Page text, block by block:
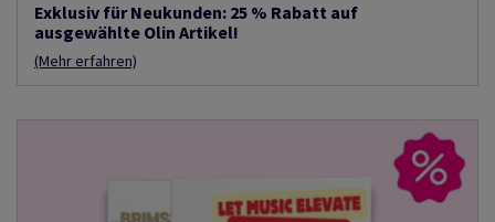
Exklusiv für Neukunden: 25 % Rabatt auf
ausgewählte Olin Artikel!
(Mehr erfahren)